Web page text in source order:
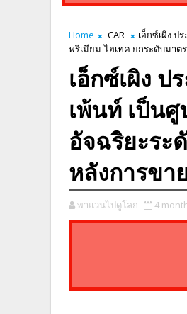
Home CAR
เอ็กซ์เผิง ป
พรีเมียม-ไฮเทค ยกระดับมาต
เอ็กซ์เผิง ป
เพ้นท์ เป็น
อัจฉริยะระ
หลังการขา
พาแว่นไปดูโลก 4